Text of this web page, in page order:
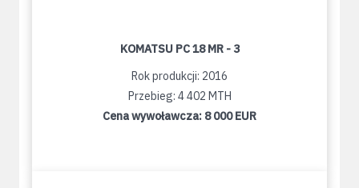
KOMATSU PC 18 MR - 3
Rok produkcji: 2016
Przebieg: 4 402 MTH
Cena wywoławcza: 8 000 EUR